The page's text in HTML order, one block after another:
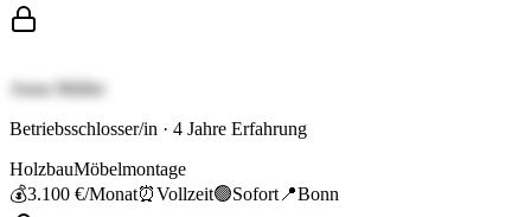
Anna Müller
Betriebsschlosser/in · 4 Jahre Erfahrung
HolzbauMöbelmontage
💰3.100 €/Monat⏰Vollzeit🟢Sofort 📍Bonn